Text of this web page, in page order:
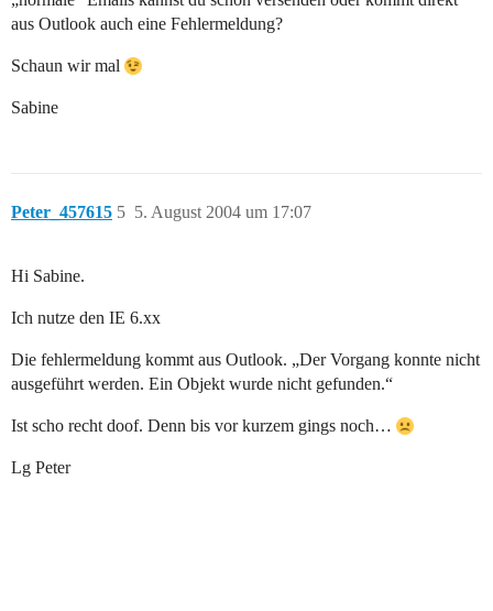
aus Outlook auch eine Fehlermeldung?
Schaun wir mal
Sabine
Peter_457615 5. August 2004 um 17:07
5
Hi Sabine.
Ich nutze den IE 6.xx
Die fehlermeldung kommt aus Outlook. „Der Vorgang konnte nicht
ausgeführt werden. Ein Objekt wurde nicht gefunden.“
Ist scho recht doof. Denn bis vor kurzem gings noch…
Lg Peter